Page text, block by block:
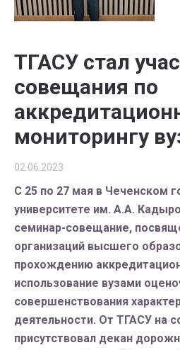
ТГАСУ стал
совещания по
мониторингу
02.06.2023
С 25 по 27 мая в Чеченском
университете им. А.А.
семинар-совещание,
организаций высшего
прохождению
использование вузами
совершенствования
деятельности. От ТГАСУ на
присутствовал декан